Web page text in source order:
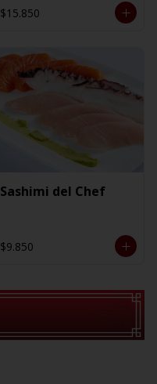
$15.850
Sashimi del Chef
$9.850